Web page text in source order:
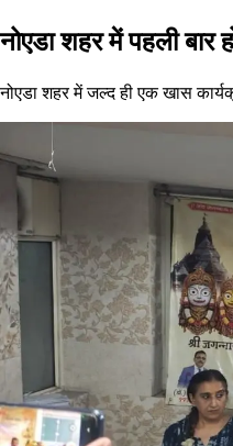
नोएडा शहर में पहली
नोएडा शहर में जल्द ही एक खास